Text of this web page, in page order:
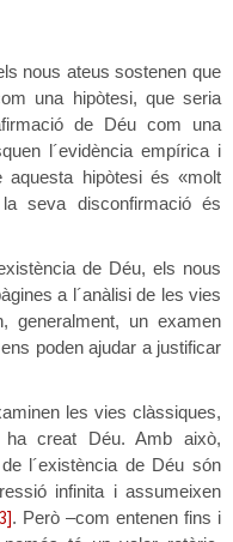
nous ateus sostenen que
una hipòtesi, que seria
de Déu com una
l´evidència empírica i
aquesta hipòtesi és «molt
seva disconfirmació és
de Déu, els nous
a l´anàlisi de les vies
generalment, un examen
poden ajudar a justificar
les vies clàssiques,
creat Déu. Amb això,
l´existència de Déu són
infinita i assumeixen
. Però –com entenen fins i